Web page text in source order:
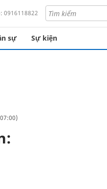
0916118822
sự Sự kiện